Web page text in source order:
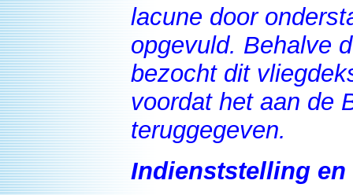
lacune door
opgevuld. Behalve
bezocht dit
voordat het aan de
teruggegeven.
Indienststelling